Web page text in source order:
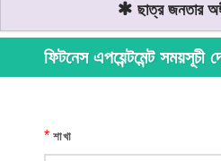
ছাত্র জনতার
ফিটনেস এপয়েন্টমেন্ট সময়সূচী
* শাখা